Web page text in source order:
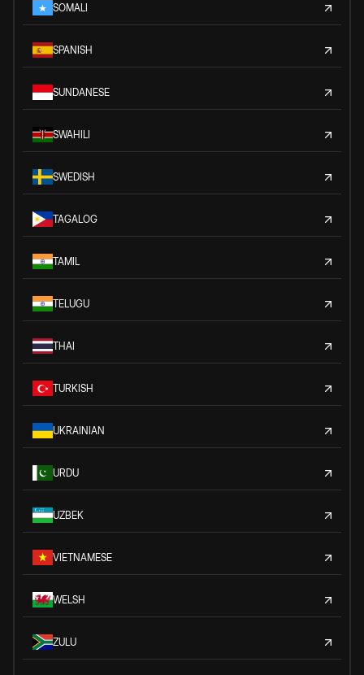
SOMALI
SPANISH
SUNDANESE
SWAHILI
SWEDISH
TAGALOG
TAMIL
TELUGU
THAI
TURKISH
UKRAINIAN
URDU
UZBEK
VIETNAMESE
WELSH
ZULU